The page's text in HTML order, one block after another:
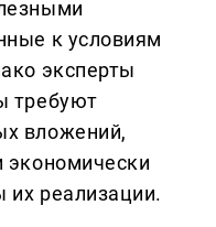
к условиям
эксперты
требуют
вложений,
экономически
их реализации.